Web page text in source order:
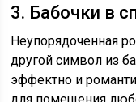
3. Бабочки в
Неупорядоченная
другой символ из
эффектно и